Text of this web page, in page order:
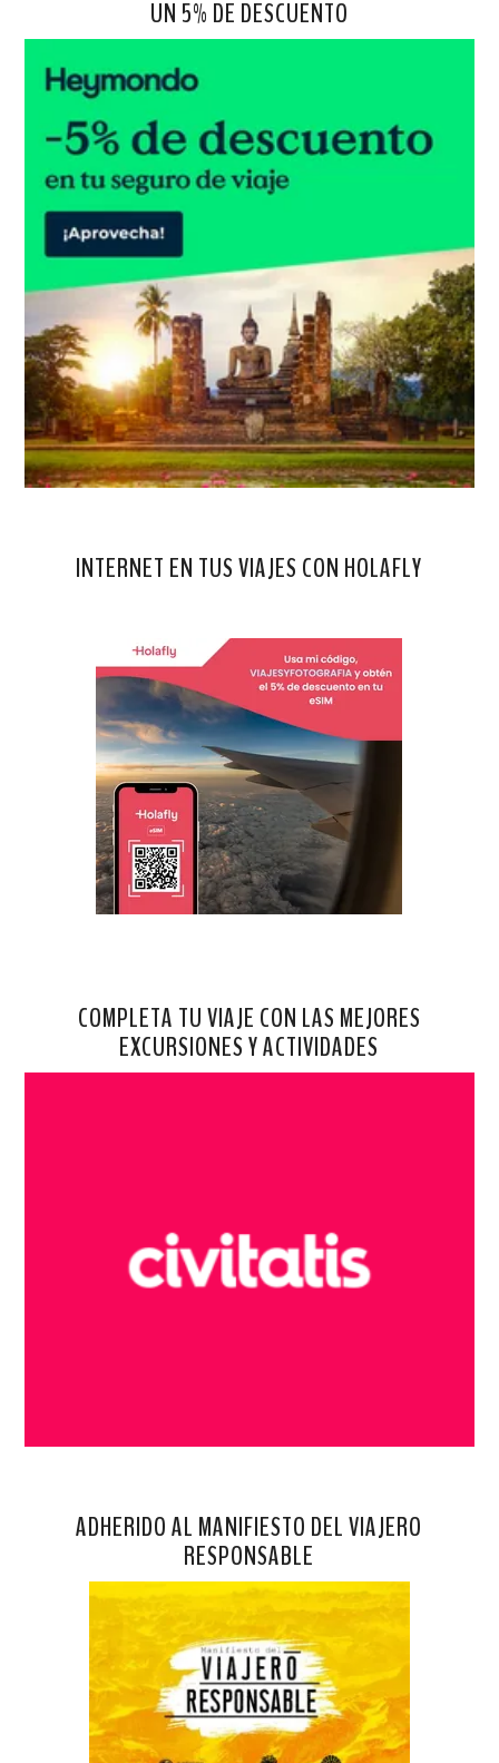
UN 5% DE DESCUENTO
INTERNET EN TUS VIAJES CON HOLAFLY
COMPLETA TU VIAJE CON LAS MEJORES
EXCURSIONES Y ACTIVIDADES
ADHERIDO AL MANIFIESTO DEL VIAJERO
RESPONSABLE